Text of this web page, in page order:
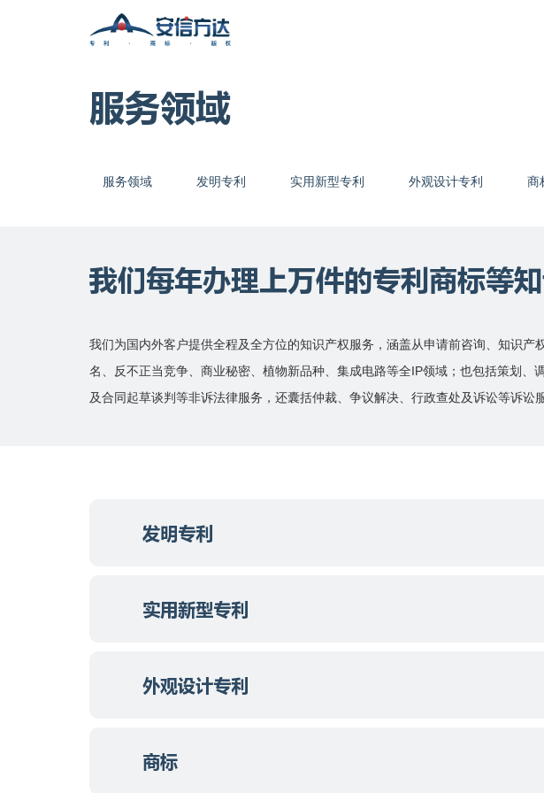
服务领域
服务领域 发明专利 实用新型专利 外观设计专利 商
我们每年办理上万件的专利商标等知
我们为国内外客户提供全程及全方位的知识产权服务，涵盖从申请前咨询、知识
名、反不正当竞争、商业秘密、植物新品种、集成电路等全IP领域；也包括策划
及合同起草谈判等非诉法律服务，还囊括仲裁、争议解决、行政查处及诉讼等诉讼服
发明专利
实用新型专利
外观设计专利
商标